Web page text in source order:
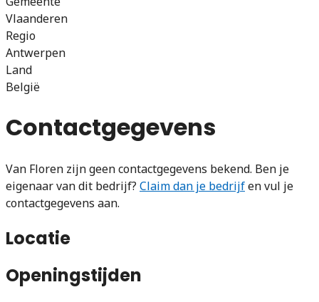
Vlaanderen
Regio
Antwerpen
Land
België
Contactgegevens
Van Floren zijn geen contactgegevens bekend. Ben je
eigenaar van dit bedrijf? Claim dan je bedrijfen vul je
contactgegevens aan.
Locatie
Openingstijden